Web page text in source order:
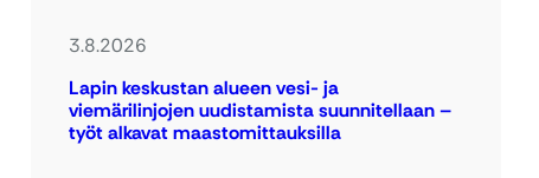
3.8.2026
Lapin keskustan alueen vesi- ja
viemärilinjojen uudistamista suunnitellaan –
työt alkavat maastomittauksilla